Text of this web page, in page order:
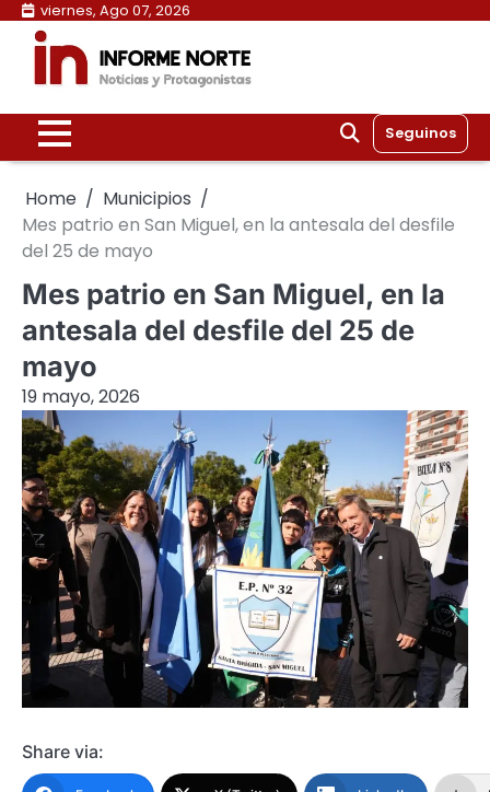
Skip
content
viernes, Ago 07, 2026
Seguinos
Home
Municipios
Mes patrio en San Miguel, en la antesala del desfile
del 25 de mayo
Mes patrio en San Miguel, en la
antesala del desfile del 25 de
mayo
19 mayo, 2026
Share via: